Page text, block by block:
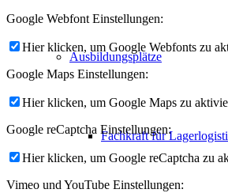
Ausbildungsplätze
Fachkraft für
Google Webfont Einstellungen:
Hier klicken, um Google Webfonts zu
Google Maps Einstellungen:
Hier klicken, um Google Maps zu
Google reCaptcha Einstellungen:
Hier klicken, um Google reCaptcha zu
Vimeo und YouTube Einstellungen: